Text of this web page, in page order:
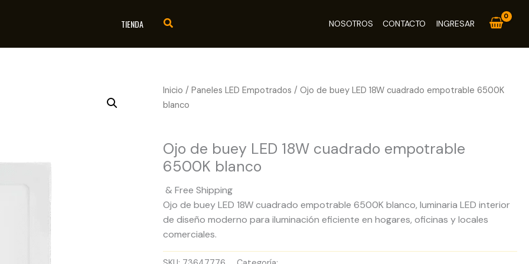
TIENDA NOSOTROS CONTACTO INGRESAR
Inicio /Paneles LED Empotrados / Ojo de buey LED 18W cuadrado empotrable 6500K
blanco
Ojo de buey LED 18W cuadrado empotrable
6500K blanco
& Free Shipping
Ojo de buey LED 18W cuadrado empotrable 6500K blanco, luminaria LED interior
de diseño moderno para iluminación eficiente en hogares, oficinas y locales
comerciales.